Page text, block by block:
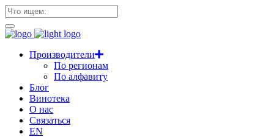
Производители
По регионам
По алфавиту
Блог
Винотека
О нас
Связаться
EN